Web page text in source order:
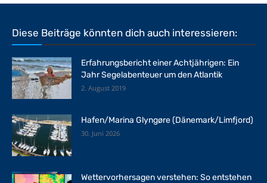
Diese Beiträge könnten dich auch interessieren:
Erfahrungsbericht einer Achtjährigen: Ein
Jahr Segelabenteuer um den Atlantik
2. August 2019
Hafen/Marina Glyngøre (Dänemark/Limfjord)
30. Juni 2026
Wettervorhersagen verstehen: So entstehen